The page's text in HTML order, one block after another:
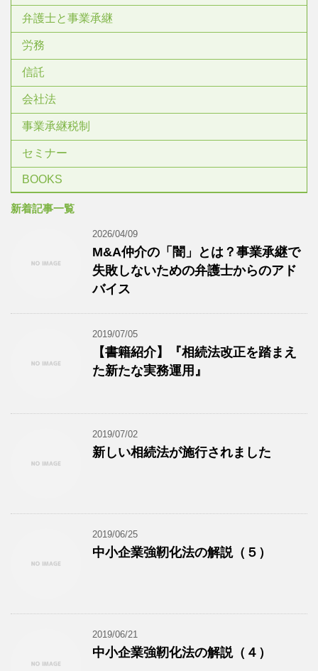
弁護士と事業承継
労務
信託
会社法
事業承継税制
セミナー
BOOKS
新着記事一覧
2026/04/09
M&A仲介の「闇」とは？事業承継で
失敗しないための弁護士からのアド
バイス
2019/07/05
【書籍紹介】『相続法改正を踏まえ
た新たな実務運用』
2019/07/02
新しい相続法が施行されました
2019/06/25
中小企業強靭化法の解説（５）
2019/06/21
中小企業強靭化法の解説（４）